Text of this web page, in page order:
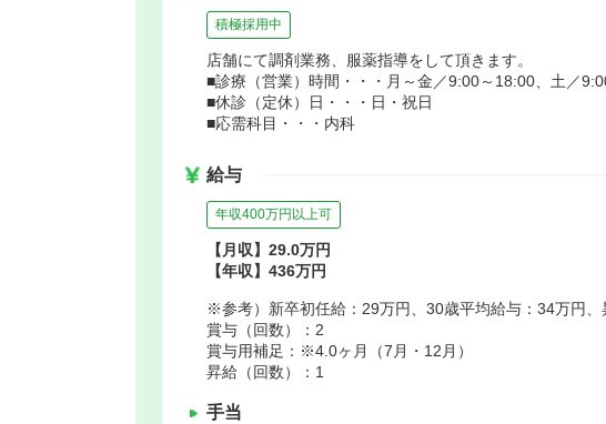
積極採用中
店舗にて調剤業務、服薬指導をして頂きます。
■診療（営業）時間・・・月～金／9:00～18:00、土／
■休診（定休）日・・・日・祝日
■応需科目・・・内科
給与
年収400万円以上可
【月収】29.0万円
【年収】436万円
※参考）新卒初任給：29万円、30歳平均給与：34万円、
賞与（回数）：2
賞与用補足：※4.0ヶ月（7月・12月）
昇給（回数）：1
手当